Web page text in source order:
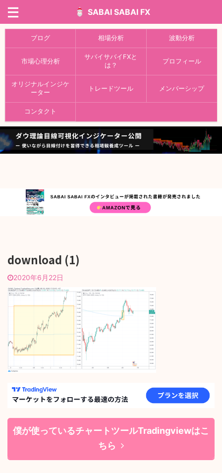
SABAI SABAI FX
ブログ 相場分析 波動分析
市場心理分析
サバイサバイFXと
は？
プロフィール
オリジナルインジケ
ーター
トレードツール メンバーシップ
コンタクト
download (1)
2020年6月22日
僕が使っているチャートツールTradingviewはこ
ちら